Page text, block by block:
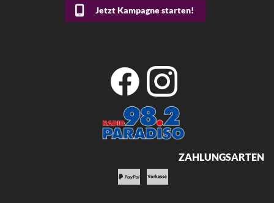
Jetzt Kampagne starten!
ZAHLUNGSARTEN